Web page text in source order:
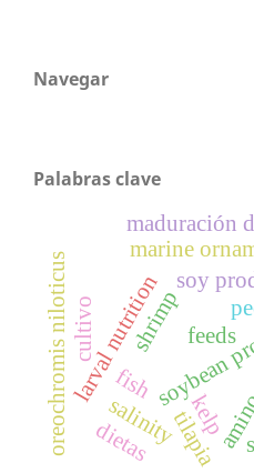
Navegar
Palabras clave
soy
shrimp
fish
larval nutrition
marine
tilapia
oreochromis niloticus salinity
maduración
feeds
dietas
cultivo
kelp